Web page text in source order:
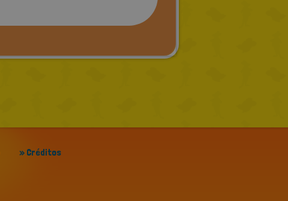
» Créditos